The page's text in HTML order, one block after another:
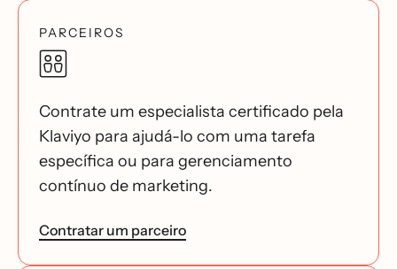
PARCEIROS
Contrate um especialista certificado pela
Klaviyo para ajudá-lo com uma tarefa
específica ou para gerenciamento
contínuo de marketing.
Contratar um parceiro